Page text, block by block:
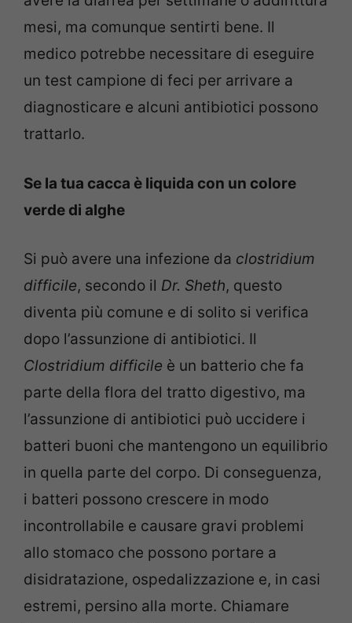
mesi, ma comunque sentirti bene. Il
medico potrebbe necessitare di eseguire
un test campione di feci per arrivare a
diagnosticare e alcuni antibiotici possono
trattarlo.
Se la tua cacca è liquida con un colore
verde di alghe
Si può avere una infezione da clostridium
difficile, secondo il Dr. Sheth, questo
diventa più comune e di solito si verifica
dopo l’assunzione di antibiotici. Il
Clostridium difficile è un batterio che fa
parte della flora del tratto digestivo, ma
l’assunzione di antibiotici può uccidere i
batteri buoni che mantengono un equilibrio
in quella parte del corpo. Di conseguenza,
i batteri possono crescere in modo
incontrollabile e causare gravi problemi
allo stomaco che possono portare a
disidratazione, ospedalizzazione e, in casi
estremi, persino alla morte. Chiamare